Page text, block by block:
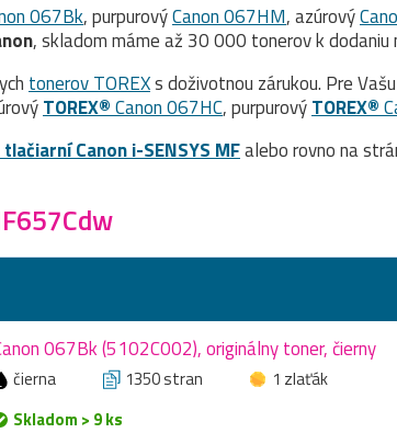
067Bk, purpurovýCanon 067HM, azúrový
, skladom máme až 30 000 tonerov k dodaniu
tonerov TOREXs doživotnou zárukou. Pre
TOREX®Canon 067HC, purpurovýTOREX®
Canon i-SENSYS MFalebo rovno na
067Bk (5102C002), originálny toner, čierny
čierna 1350 stran
1 zlaťák
Skladom > 9 ks